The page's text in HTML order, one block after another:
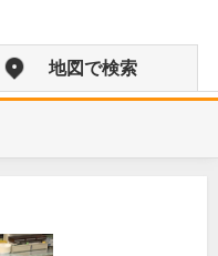
地図で検索